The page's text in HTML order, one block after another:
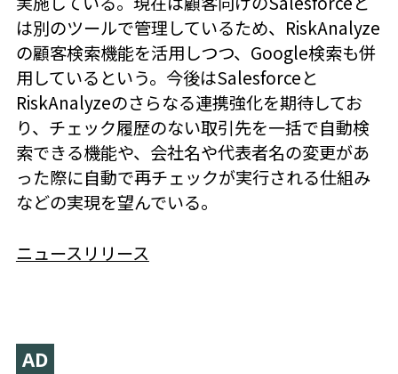
は別のツールで管理しているため、RiskAnalyze
の顧客検索機能を活用しつつ、Google検索も併
用しているという。今後はSalesforceと
RiskAnalyzeのさらなる連携強化を期待してお
り、チェック履歴のない取引先を一括で自動検
索できる機能や、会社名や代表者名の変更があ
った際に自動で再チェックが実行される仕組み
などの実現を望んでいる。
ニュースリリース
AD